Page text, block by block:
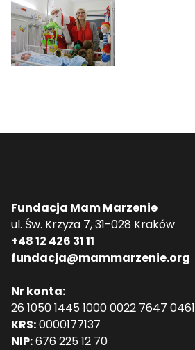
Fundacja Mam Marzenie
ul. Św. Krzyża 7, 31-028 Kraków
+48 12 426 31 11
fundacja@mammarzenie.org
Nr konta:
26 1050 1445 1000 0022 7647 0461
KRS:0000177137
NIP:676 225 12 70